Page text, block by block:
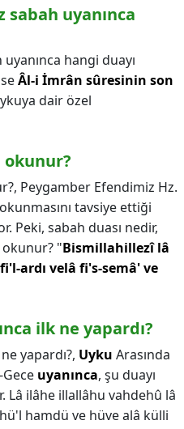
uyanınca
hangi duayı
Âl-i İmrân sûresinin son
dair özel
okunur?
Peygamber Efendimiz Hz.
tavsiye ettiği
Peki, sabah duası nedir,
"Bismillahillezî lâ
ardı velâ fi's-semâ' ve
ilk ne yapardı?
yapardı?, Uyku Arasında
uyanınca, şu duayı
Lâ ilâhe illallâhu vahdehû lâ
hamdü ve hüve alâ külli